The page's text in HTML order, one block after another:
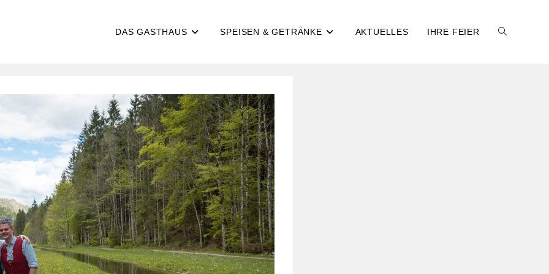
DAS GASTHAUS SPEISEN & GETRÄNKE AKTUELLES IHRE FEIER WEBSITE-